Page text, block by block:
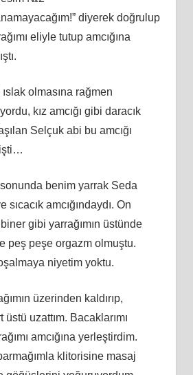
diyerek doğrulup
eliyle tutup amcığına
ıslak olmasına rağmen
kız amcığı gibi daracık
Selçuk abi bu amcığı
benim yarrak Seda
sıcacık amcığındaydı. On
gibi yarrağımın üstünde
peş peşe orgazm olmuştu.
niyetim yoktu.
üzerinden kaldırıp,
üstü uzattım. Bacaklarımı
amcığına yerleştirdim.
klitorisine masaj